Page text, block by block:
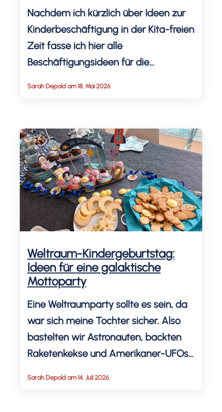
Nachdem ich kürzlich über Ideen zur
Kinderbeschäftigung in der Kita-freien
Zeit fasse ich hier alle
Beschäftigungsideen für die
Wer kann sich richtigen Urlaub mit drei
Kindern leisten? In den Sommerferien
beschäftigen wir unsere Kinder vor
allem zu Hause, im Garten und mit […]
Sarah Depold am 18. Mai 2026
Weltraum-Kindergeburtstag:
Ideen für eine galaktische
Mottoparty
Eine Weltraumparty sollte es sein, da
war sich meine Tochter sicher. Also
bastelten wir Astronauten, backten
Raketenkekse und Amerikaner-UFOs
Sarah Depold am 14. Juli 2026